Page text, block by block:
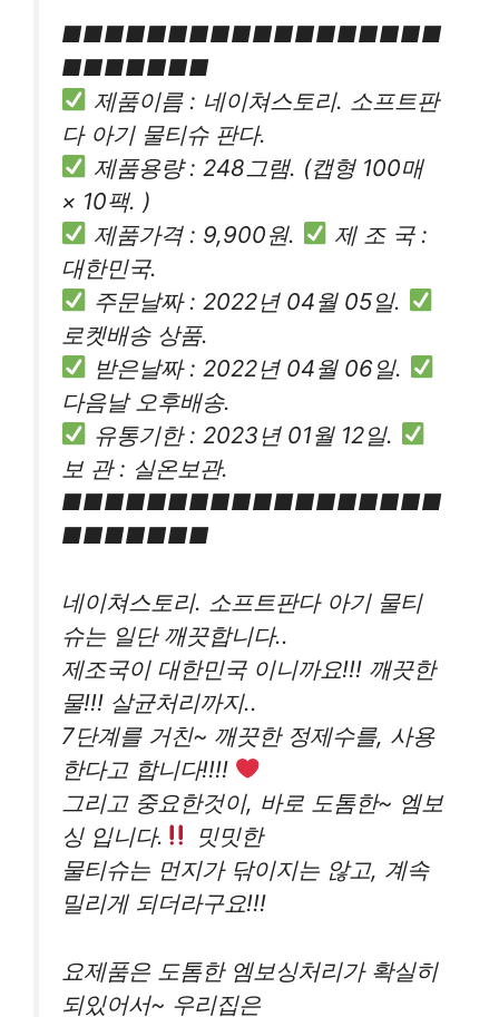
■■■■■■■■■■■■■■■■■■
■■■■■■■
제품이름 : 네이쳐스토리. 소프트판
다 아기 물티슈 판다.
제품용량 : 248그램. (캡형 100매
× 10팩. )
제품가격 : 9,900원.
제 조 국 :
대한민국.
주문날짜 : 2022년 04월 05일.
로켓배송 상품.
받은날짜 : 2022년 04월 06일.
다음날 오후배송.
유통기한 : 2023년 01월 12일.
보 관 : 실온보관.
■■■■■■■■■■■■■■■■■■
■■■■■■■
네이쳐스토리. 소프트판다 아기 물티
슈는 일단 깨끗합니다..
제조국이 대한민국 이니까요!!! 깨끗한
물!!! 살균처리까지..
7단계를 거친~ 깨끗한 정제수를, 사용
한다고 합니다!!!!
그리고 중요한것이, 바로 도톰한~ 엠보
싱 입니다.
밋밋한
물티슈는 먼지가 닦이지는 않고, 계속
밀리게 되더라구요!!!
요제품은 도톰한 엠보싱처리가 확실히
되있어서~ 우리집은